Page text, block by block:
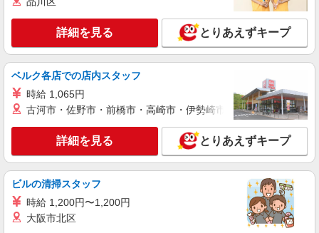
試用期間あり3ヶ月 ※残業代支給 ★交通費別途支
給（規定あり） ゜+゜・。○。・゜+゜・。
○。・゜+゜ 入社祝い金10万円支給(規定有) お友達
を紹介頂くと, インセンティブ支給(規定有) ゜・。
○。・゜+゜・。○。・゜+゜
詳細を見る
紹介予定派遣
株式会社シエロ
スマホ携帯販売【エーユー】
月給259200円〜300000円（経験・能力によ
る） ※研修期間6か月・時給1500円〜 ※残業代支
給 ★交通費別途支給（規定あり） ゜+゜・。
○。・゜+゜・。○。・゜+゜ 入社祝い金10万円支
給(規定有) お友達を紹介頂くと, インセンティブ支
給(規定有) ゜・。○。・゜+゜・。○。・゜+゜
長崎県諫早市の家電量販店
キープ 詳細を見る
派遣社員
【au】人気機種に詳しくなれる携帯販売
時給1450円〜 ※残業代支給 ★交通費別途支給
詳細を見る とりあえずキープ
ベルク各店での店内スタッフ
時給 1,065円
古河市・佐野市・前橋市・高崎市・伊勢崎市・太田市・館林市
詳細を見る とりあえずキープ
ビルの清掃スタッフ
時給 1,200円〜1,200円
大阪市北区